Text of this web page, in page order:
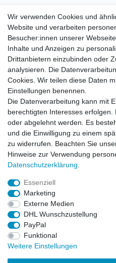
E-Mail:info[at]kreativplotter.de
Telefon:0202-87063640
Öffnungszeiten:
Montag bis Freitag von 8.30 - 15.30 Uhr
Kontaktformular
Informationen
Registrieren
Widerrufsrecht
Datenschutzerklärung
AGB
Impressum
Widerrufsbutton
Wir verwenden Cookies und
Website und verarbeiten
Besucher:innen unserer
Inhalte und Anzeigen zu
Drittanbietern einzubinden oder
analysieren. Die
Cookies. Wir teilen diese Daten
Einstellungen benennen.
Die Datenverarbeitung kann mit
berechtigten Interesses
oder abgelehnt werden. Es
und die Einwilligung zu einem
zu widerrufen. Beachten Sie
Hinweise zur Verwendung
Daten­schutz­erklärung
Essenziell
Marketing
Externe Medien
DHL Wunschzustellung
PayPal
Funktional
Weitere Einstellungen